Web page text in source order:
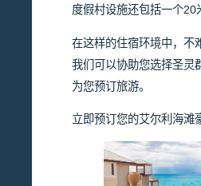
度假村设施还包括一个20
在这样的住宿环境中，不
我们可以协助您选择圣灵
为您预订旅游。
立即预订您的艾尔利海滩